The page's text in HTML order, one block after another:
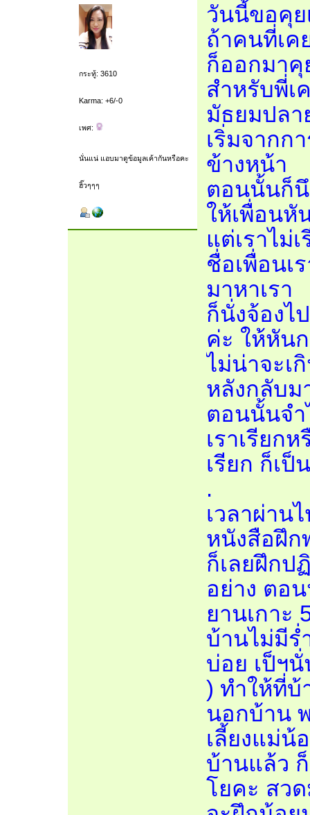
กระทู้: 3610
Karma: +6/-0
เพศ:
นั่นแน่ แอบมาดูข้อมูลเค้ากันหรือคะ
ฮิ๊วๆๆๆ
วันนี้ขอคุย
ถ้าคนที่เค
ก็ออกมา
สำหรับพี่เ
มัธยมปลา
เริ่มจากก
ข้างหน้า
ตอนนั้นก็นึ
ให้เพื่อนหั
แต่เราไม่
ชื่อเพื่อนเ
มาหาเรา
ก็นั่งจ้องไ
ค่ะ ให้หัน
ไม่น่าจะเ
หลังกลับม
ตอนนั้นจ
เราเรียก
เรียก ก็เป็
.
เวลาผ่าน
หนังสือฝึก
ก็เลยฝึกป
อย่าง ตอ
ยานเกาะ
บ้านไม่มีร่
บ่อย เป็ฯ
) ทำให้ที่บ้
นอกบ้าน
เลี้ยงแม่น้
บ้านแล้ว
โยคะ สว